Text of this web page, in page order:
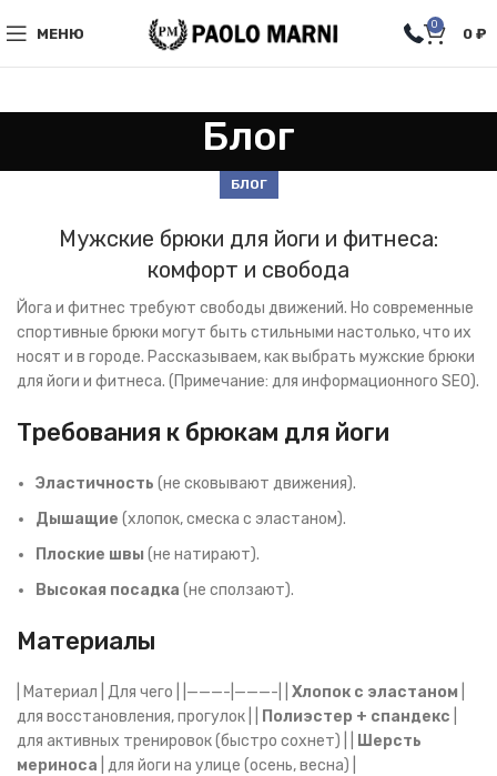
МЕНЮ
0
0 ₽
Блог
БЛОГ
Мужские брюки для йоги и фитнеса:
комфорт и свобода
Йога и фитнес требуют свободы движений. Но современные
спортивные брюки могут быть стильными настолько, что их
носят и в городе. Рассказываем, как выбрать мужские брюки
для йоги и фитнеса. (Примечание: для информационного SEO).
Требования к брюкам для йоги
Эластичность (не сковывают движения).
Дышащие (хлопок, смеска с эластаном).
Плоские швы (не натирают).
Высокая посадка (не сползают).
Материалы
| Материал | Для чего | |———-|———-| | Хлопок с эластаном
для восстановления, прогулок | |
Полиэстер + спандекс
для активных тренировок (быстро сохнет) | |
Шерсть
мериноса | для йоги на улице (осень, весна) |